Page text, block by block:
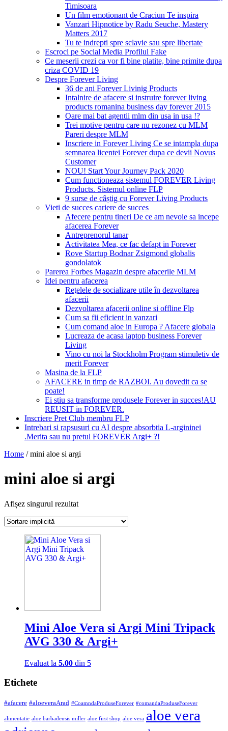
Timisoara
Un film emotionant de Craciun Te inspira
Vanzari Hipnotice by Radu Seuche, Mastery
Matters 2017
Tu te indrepti spre sclavie sau spre libertate
Escroci pe Social Media Profilul Fake
Ce meserii crezi ca vor fi bine platite, bine primite dupa
criza COVID 19
Despre Forever Living
36 de ani Forever Livinig Products
Intalnire de afacere si instruire forever living
products romanina business day forever 2015
Oare mai bat agentii mlm din usa in usa !?
Trei motive pentru care nu rezonez cu MLM
Pareri despre MLM
Inscriere in Forever Living Ce se intampla dupa
semnarea licentei Forever dupa ce devii Novus
Customer
NOU! Start Your Journey Pack 2020
Cum functioneaza sistemul FOREVER Living
Products. Sistemul online FLP
9 surse de câștig cu Forever Living Products
Vieti de succes cariere de succes
Afecere pentru tineri De ce am nevoie sa incepe
afacerea Forever
Antreprenorul tanar
Activitatea Mea, ce fac defapt in Forever
Rove Startup Bodnar Zsigmond globalis
gondolatok
Parerea Forbes Magazin despre afacerile MLM
Idei pentru afacerea
Reţelele de socializare utile în dezvoltarea
afacerii
Dezvoltarea afacerii online si offline Flp
Cum sa fii eficient in vanzari
Cum comand aloe in Europa ? Afacere globala
Lucreaza de acasa laptop business Forever
Living
Vino cu noi la Stockholm Program stimuletiv de
merit Forever
Masina de la FLP
AFACERE in timp de RAZBOI. Au dovedit ca se
poate!
Ei stiu sa transforme produsele Forever in succes!AU
REUSIT in FOREVER.
Inscriere Pret Club membru FLP
Intrebari si rapsusuri cu AI despre absorbtia L-argininei
.Merita sau nu pretul FOREVER Argi+ ?!
Home / mini aloe si argi
mini aloe si argi
Afișez singurul rezultat
Mini Aloe Vera si Argi Mini Tripack
AVG 330 & Argi+
Evaluat la 5.00 din 5
Etichete
#afacere #aloeveraArad #CoamndaProduseForever #comandaProduseForever
alimentatie aloe barbadensis miller aloe first shop aloe vera aloe vera